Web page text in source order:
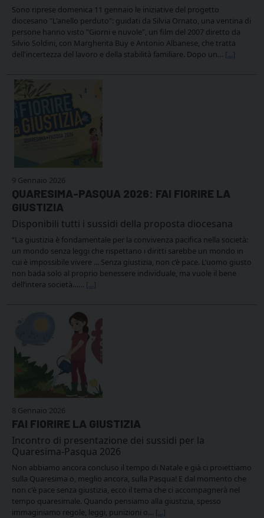
Sono riprese domenica 11 gennaio le iniziative del progetto
diocesano "L'anello perduto": guidati da Silvia Ornato, una ventina di
persone hanno visto "Giorni e nuvole", un film del 2007 diretto da
Silvio Soldini, con Margherita Buy e Antonio Albanese, che tratta
dell'incertezza del lavoro e della stabilità familiare. Dopo un… [...]
9 Gennaio 2026
QUARESIMA-PASQUA 2026: FAI FIORIRE LA
GIUSTIZIA
Disponibili tutti i sussidi della proposta diocesana
“La giustizia è fondamentale per la convivenza pacifica nella società:
un mondo senza leggi che rispettano i diritti sarebbe un mondo in
cui è impossibile vivere ... Senza giustizia, non c’è pace. L’uomo giusto
non bada solo al proprio benessere individuale, ma vuole il bene
dell’intera società…… [...]
8 Gennaio 2026
FAI FIORIRE LA GIUSTIZIA
Incontro di presentazione dei sussidi per la
Quaresima-Pasqua 2026
Non abbiamo ancora concluso il tempo di Natale e già ci proiettiamo
sulla Quaresima o, meglio ancora, sulla Pasqua! E dal momento che
non c'è pace senza giustizia, ecco il tema che ci accompagnerà nel
tempo quaresimale. Quando pensiamo alla giustizia, spesso
immaginiamo regole, leggi, punizioni o… [...]